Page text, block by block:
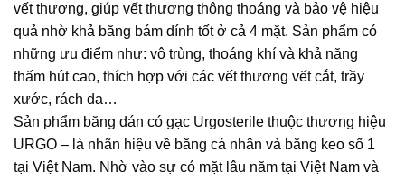
vết thương, giúp vết thương thông thoáng và bảo vệ hiệu
quả nhờ khả băng bám dính tốt ở cả 4 mặt. Sản phẩm có
những ưu điểm như: vô trùng, thoáng khí và khả năng
thấm hút cao, thích hợp với các vết thương vết cắt, trầy
xước, rách da…
Sản phẩm băng dán có gạc Urgosterile thuộc thương hiệu
URGO – là nhãn hiệu về băng cá nhân và băng keo số 1
tại Việt Nam. Nhờ vào sự có mặt lâu năm tại Việt Nam và